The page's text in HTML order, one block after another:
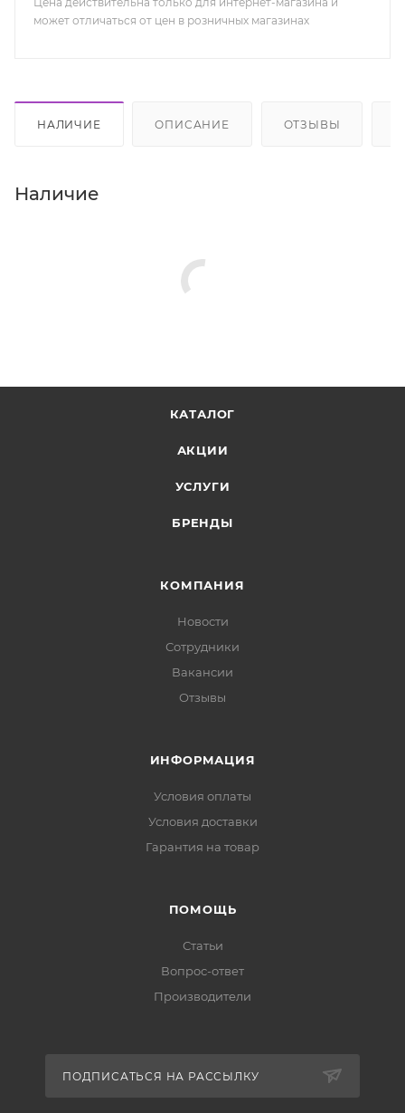
может отличаться от цен в розничных магазинах
НАЛИЧИЕ ОПИСАНИЕ ОТЗЫВЫ
Наличие
КАТАЛОГ
АКЦИИ
УСЛУГИ
БРЕНДЫ
КОМПАНИЯ
Новости
Сотрудники
Вакансии
Отзывы
ИНФОРМАЦИЯ
Условия оплаты
Условия доставки
Гарантия на товар
ПОМОЩЬ
Статьи
Вопрос-ответ
Производители
ПОДПИСАТЬСЯ НА РАССЫЛКУ